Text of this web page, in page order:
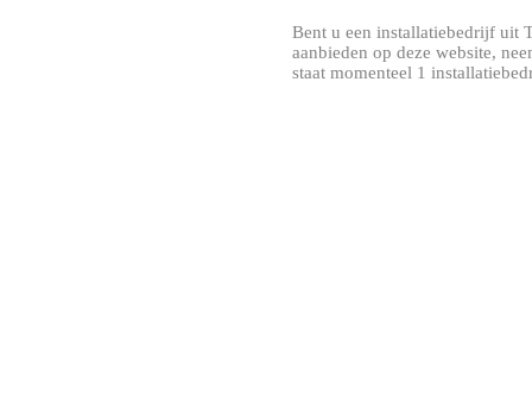
Bent u een installatiebedrijf uit
aanbieden op deze website,
staat momenteel 1